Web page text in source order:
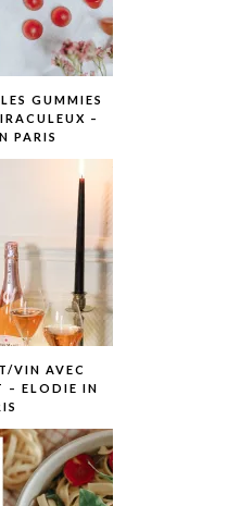
GUMMIES
–
PARIS
VIN AVEC
– ELODIE IN